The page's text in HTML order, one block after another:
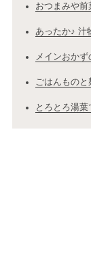
おつまみや
あったか♪ 汁
メインおか
ごはんものと
とろとろ湯